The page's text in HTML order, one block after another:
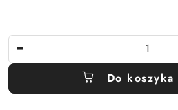
Do koszyka